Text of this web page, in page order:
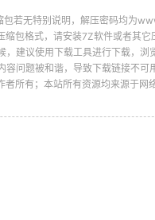
包若无特别说明，解压密码均为
缩包格式，请安装7Z软件或者其它
，建议使用下载工具进行下载，
容问题被和谐，导致下载链接不
者所有；本站所有资源均来源于网